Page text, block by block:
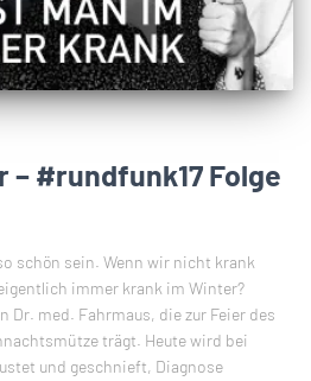
– #rundfunk17 Folge
schön sein. Wenn wir nicht krank
immer krank im Winter?
Dr. med. Fahrmaus, die zur Feier des
trägt. Heute wird bei
und geschnieft, Diagnose